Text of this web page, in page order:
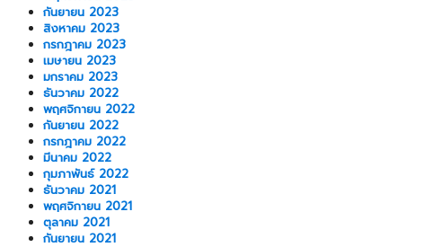
กันยายน 2023
สิงหาคม 2023
กรกฎาคม 2023
เมษายน 2023
มกราคม 2023
ธันวาคม 2022
พฤศจิกายน 2022
กันยายน 2022
กรกฎาคม 2022
มีนาคม 2022
กุมภาพันธ์ 2022
ธันวาคม 2021
พฤศจิกายน 2021
ตุลาคม 2021
กันยายน 2021